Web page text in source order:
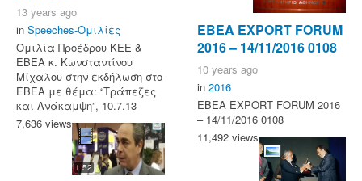
13 years ago
in Speeches-Ομιλίες
Ομιλία Προέδρου ΚΕΕ &
ΕΒΕΑ κ. Κωνσταντίνου
Μίχαλου στην εκδήλωση στο
ΕΒΕΑ με θέμα: “Τράπεζες
και Ανάκαμψη”, 10.7.13
7,636 views
1:52
ΕΒΕΑ EXPORT FORUM
2016 – 14/11/2016 0108
10 years ago
in 2016
ΕΒΕΑ EXPORT FORUM 2016
– 14/11/2016 0108
11,492 views